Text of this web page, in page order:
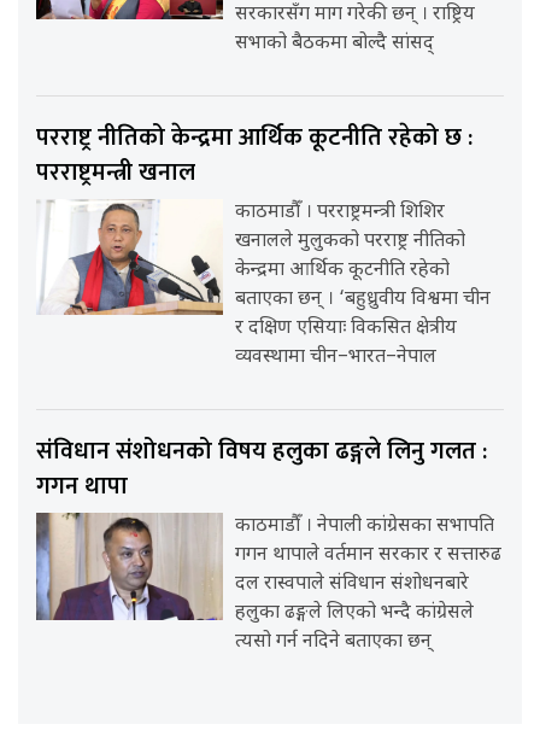
सरकारसँग माग गरेकी छन् । राष्ट्रिय
सभाको बैठकमा बोल्दै सांसद्
परराष्ट्र नीतिको केन्द्रमा आर्थिक कूटनीति रहेको छ :
परराष्ट्रमन्त्री खनाल
काठमाडौँ । परराष्ट्रमन्त्री शिशिर
खनालले मुलुकको परराष्ट्र नीतिको
केन्द्रमा आर्थिक कूटनीति रहेको
बताएका छन् । ‘बहुध्रुवीय विश्वमा चीन
र दक्षिण एसियाः विकसित क्षेत्रीय
व्यवस्थामा चीन–भारत–नेपाल
संविधान संशोधनको विषय हलुका ढङ्गले लिनु गलत :
गगन थापा
काठमाडौँ । नेपाली कांग्रेसका सभापति
गगन थापाले वर्तमान सरकार र सत्तारुढ
दल रास्वपाले संविधान संशोधनबारे
हलुका ढङ्गले लिएको भन्दै कांग्रेसले
त्यसो गर्न नदिने बताएका छन्